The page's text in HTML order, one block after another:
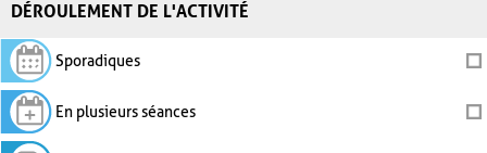
DÉROULEMENT DE L'ACTIVITÉ
Sporadiques
En plusieurs séances